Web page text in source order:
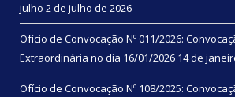
julho 2 de julho de 2026
Ofício de Convocação Nº 011/2026:
Extraordinária no dia 16/01/2026 14 de
Ofício de Convocação Nº 108/2025: